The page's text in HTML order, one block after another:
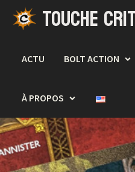
Passer
TOUCHE
ACTU BOLT ACTION
À PROPOS